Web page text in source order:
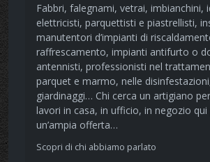
Fabbri, falegnami, vetrai, imbianchini,
elettricisti, parquettisti e piastrellisti,
manutentori d’impianti di
raffrescamento, impianti antifurto o
antennisti, professionisti nel
parquet e marmo, nelle
giardinaggi… Chi cerca un artigiano
lavori in casa, in ufficio, in negozio
un’ampia offerta…
Scopri di chi abbiamo parlato